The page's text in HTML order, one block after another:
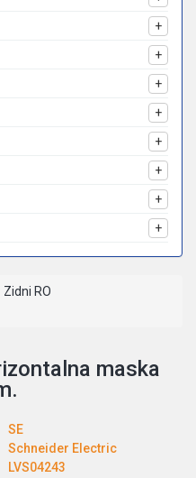
+
+
+
+
+
+
+
+
Zidni RO
maska
SE
Schneider Electric
LVS04243